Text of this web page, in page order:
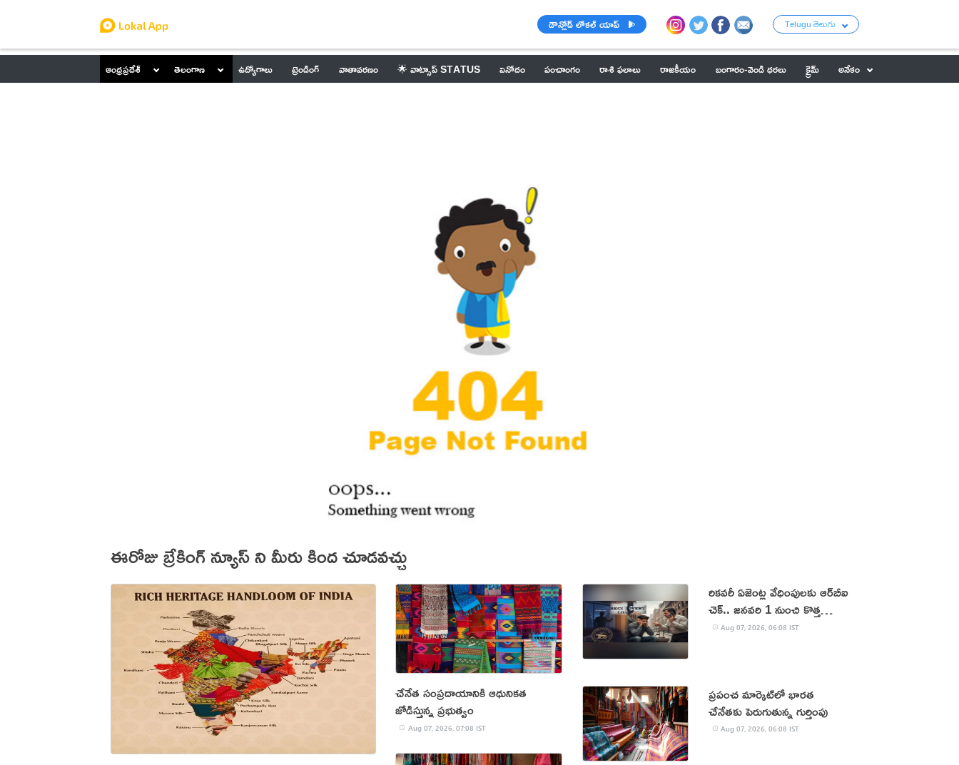
డౌన్లోడ్ లోకల్ యాప్ Telugu తెలుగు
ఆంధ్రప్రదేశ్ తెలంగాణ ఉద్యోగాలు ట్రెండింగ్ వాతావరణం 🌟 వాట్సాప్ STATUS వినోదం పంచాంగం రాశి ఫలాలు రాజకీయం బంగారం-వెండి ధరలు క్రైమ్ అనేకం
ఈరోజు బ్రేకింగ్ న్యూస్ ని మీరు కింద చూడవచ్చు
చేనేత సంప్రదాయానికి ఆధునికత
జోడిస్తున్న ప్రభుత్వం
Aug 07, 2026, 07:08 IST
రికవరీ ఏజెంట్ల వేధింపులకు ఆర్‌బీఐ
చెక్.. జనవరి 1 నుంచి కొత్త
నిబంధనలు
Aug 07, 2026, 06:08 IST
ప్రపంచ మార్కెట్‌లో భారత
చేనేతకు పెరుగుతున్న గుర్తింపు
Aug 07, 2026, 06:08 IST